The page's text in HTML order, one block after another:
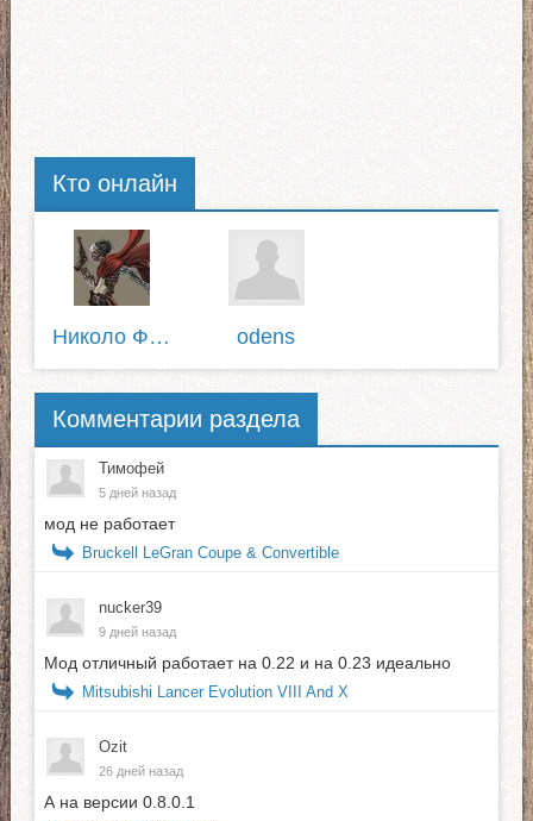
Кто онлайн
Николо Федорович odens
Комментарии раздела
Тимофей
5 дней назад
мод не работает
Bruckell LeGran Coupe & Convertible
nucker39
9 дней назад
Мод отличный работает на 0.22 и на 0.23 идеально
Mitsubishi Lancer Evolution VIII And X
Ozit
26 дней назад
А на версии 0.8.0.1